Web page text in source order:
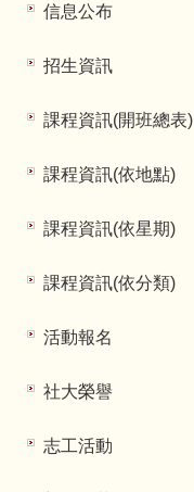
信息公布
招生資訊
課程資訊(開班總表)
課程資訊(依地點)
課程資訊(依星期)
課程資訊(依分類)
活動報名
社大榮譽
志工活動